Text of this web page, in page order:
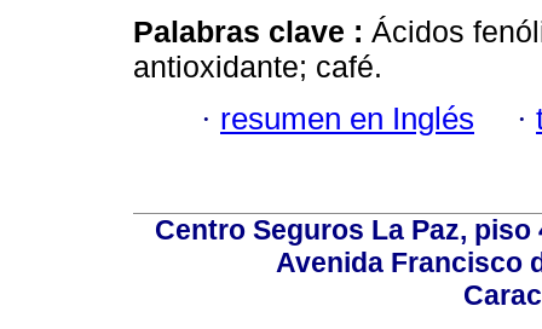
Palabras clave : Ácidos
antioxidante; café.
· resumen en Inglés ·
Centro Seguros La Paz,
Avenida Francisco